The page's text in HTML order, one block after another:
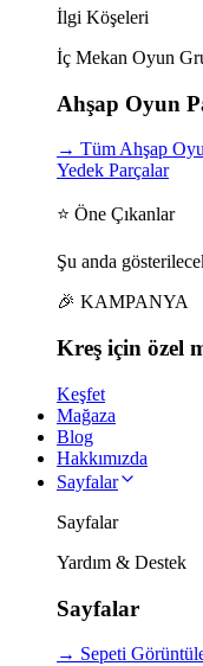
İlgi Köşeleri
İç Mekan Oyun
Ahşap Oyun
→ Tüm Ahşap
Yedek Parçalar
⭐ Öne Çıkanlar
Şu anda
🎉 KAMPANYA
Kreş için özel
Keşfet
Mağaza
Blog
Hakkımızda
Sayfalar
Sayfalar
Yardım & Destek
Sayfalar
→ Sepeti